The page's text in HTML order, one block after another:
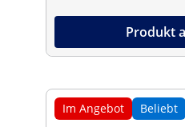
Produkt
Im Angebot Beliebt